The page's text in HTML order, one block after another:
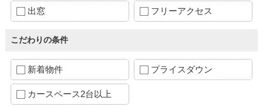
出窓 フリーアクセス
こだわりの条件
新着物件 プライスダウン
カースペース2台以上